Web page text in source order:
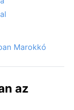
Marokkó
az